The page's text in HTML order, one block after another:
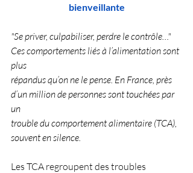
bienveillante
"Se priver, culpabiliser, perdre le contrôle…"
Ces comportements liés à l’alimentation sont
plus
répandus qu’on ne le pense. En France, près
d’un million de personnes sont touchées par
un
trouble du comportement alimentaire (TCA),
souvent en silence.
Les TCA regroupent des troubles